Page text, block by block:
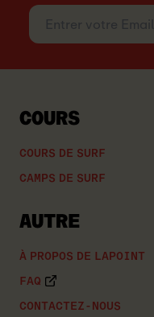
Entrer
votre
Email
COURS
COURS DE SURF
CAMPS DE SURF
AUTRE
À PROPOS DE LAPOINT
FAQ
CONTACTEZ-NOUS